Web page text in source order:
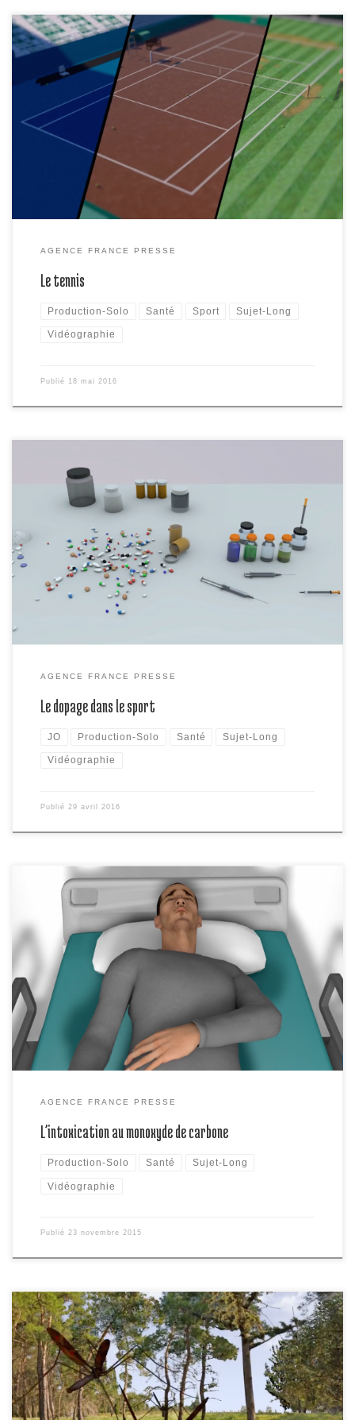
Le tournoi de Roland-Garros, grand rendez-vous sur terre battue,
commence dimanche. Au tennis, la surface a un impact
considérable sur le jeu. Trois types dominent le circuit professionnel.
AGENCE FRANCE PRESSE
Le tennis
Production-Solo Santé Sport Sujet-Long
Vidéographie
Publié 18 mai 2016
Les athlètes recourent à des régimes spéciaux et des potions pour
augmenter leur force et leur endurance dès la Grèce Antique.
AGENCE FRANCE PRESSE
Le dopage dans le sport
JO Production-Solo Santé Sujet-Long
Vidéographie
Publié 29 avril 2016
Une soixantaine d’enfants, scolarisés dans une école privée du VIIe
arrondissement de Lyon, ont été placés en caissons hyperbare
après une intoxication lundi au monoxyde de carbone, causée par
une chaudière à gaz défectueuse, a annoncé la préfecture.
AGENCE FRANCE PRESSE
L’intoxication au monoxyde de carbone
Production-Solo Santé Sujet-Long
Vidéographie
Publié 23 novembre 2015
Pour lutter contre la dengue, une maladie tropicale virale et parfois
mortelle, les scientifiques britanniques ont mis au point un moyen
d’éradiquer le moustique vecteur de la maladie : l’aedes aegypti.
Pour cela, il faut modifier génétiquement les mâles. Fin juillet, le